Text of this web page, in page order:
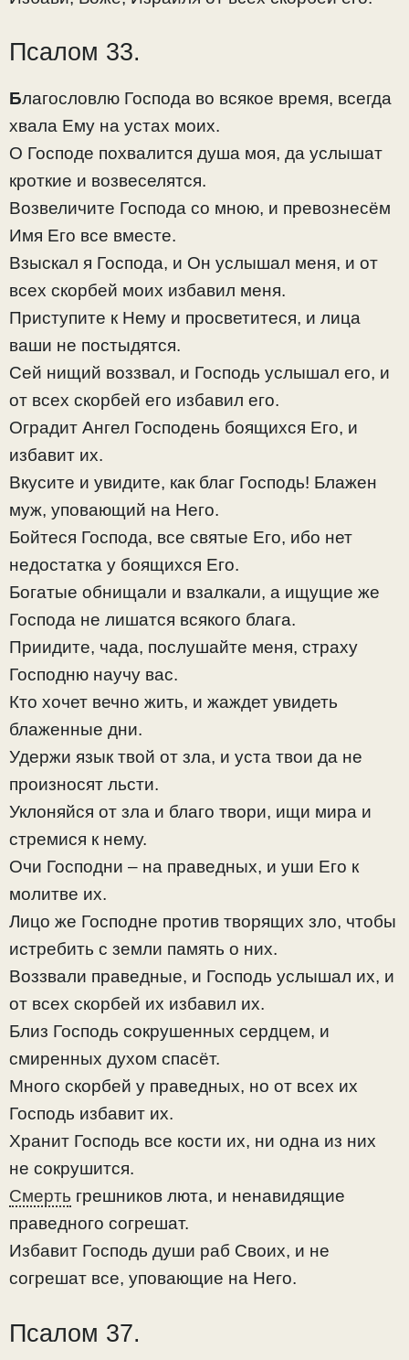
Псалом 33.
Благословлю Господа во всякое время, всегда
хвала Ему на устах моих.
О Господе похвалится душа моя, да услышат
кроткие и возвеселятся.
Возвеличите Господа со мною, и превознесём
Имя Его все вместе.
Взыскал я Господа, и Он услышал меня, и от
всех скорбей моих избавил меня.
Приступите к Нему и просветитеся, и лица
ваши не постыдятся.
Сей нищий воззвал, и Господь услышал его, и
от всех скорбей его избавил его.
Оградит Ангел Господень боящихся Его, и
избавит их.
Вкусите и увидите, как благ Господь! Блажен
муж, уповающий на Него.
Бойтеся Господа, все святые Его, ибо нет
недостатка у боящихся Его.
Богатые обнищали и взалкали, а ищущие же
Господа не лишатся всякого блага.
Приидите, чада, послушайте меня, страху
Господню научу вас.
Кто хочет вечно жить, и жаждет увидеть
блаженные дни.
Удержи язык твой от зла, и уста твои да не
произносят льсти.
Уклоняйся от зла и благо твори, ищи мира и
стремися к нему.
Очи Господни – на праведных, и уши Его к
молитве их.
Лицо же Господне против творящих зло, чтобы
истребить с земли память о них.
Воззвали праведные, и Господь услышал их, и
от всех скорбей их избавил их.
Близ Господь сокрушенных сердцем, и
смиренных духом спасёт.
Много скорбей у праведных, но от всех их
Господь избавит их.
Хранит Господь все кости их, ни одна из них
не сокрушится.
Смерть грешников люта, и ненавидящие
праведного согрешат.
Избавит Господь души раб Своих, и не
согрешат все, уповающие на Него.
Псалом 37.